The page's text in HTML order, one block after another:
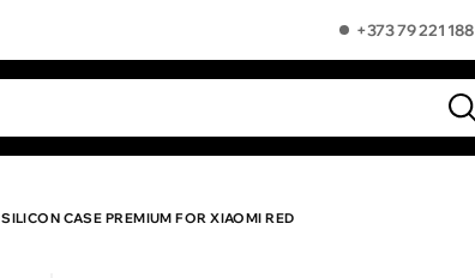
+373 79 221 188
SILICON CASE PREMIUM FOR XIAOMI RED